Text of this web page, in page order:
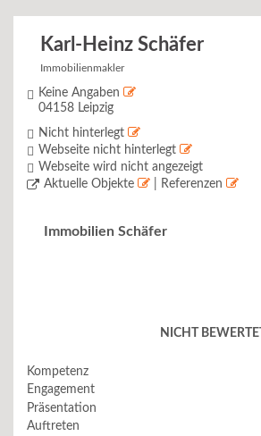
Karl-Heinz Schäfer
Immobilienmakler
Keine Angaben
04158 Leipzig
Nicht hinterlegt
Webseite nicht hinterlegt
Webseite wird nicht angezeigt
Aktuelle Objekte
| Referenzen
Immobilien Schäfer
NICHT BEWERTET
Kompetenz
Engagement
Präsentation
Auftreten